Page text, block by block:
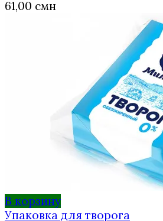
61,00 смн
В корзину
Упаковка для творога